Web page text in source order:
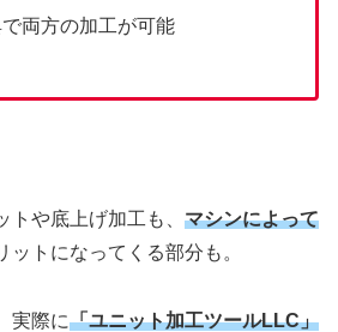
両方の加工が可能
トや底上げ加工も、 マシンによって
ットになってくる部分も。
実際に「ユニット加工ツールLLC」